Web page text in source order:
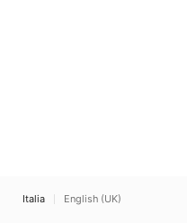
Italia English (UK)